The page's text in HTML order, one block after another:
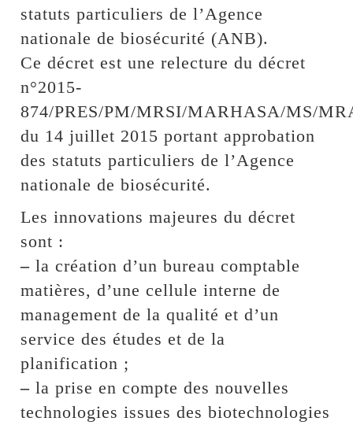
statuts particuliers de l’Agence
nationale de biosécurité (ANB).
Ce décret est une relecture du décret
n°2015-
874/PRES/PM/MRSI/MARHASA/MS/
du 14 juillet 2015 portant approbation
des statuts particuliers de l’Agence
nationale de biosécurité.
Les innovations majeures du décret
sont :
– la création d’un bureau comptable
matières, d’une cellule interne de
management de la qualité et d’un
service des études et de la
planification ;
– la prise en compte des nouvelles
technologies issues des biotechnologies